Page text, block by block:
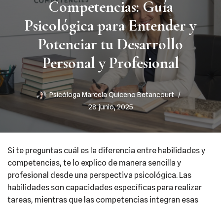
Competencias: Guía
Psicológica para Entender y
Potenciar tu Desarrollo
Personal y Profesional
Psicóloga Marcela Quiceno Betancourt
28 junio, 2025
Si te preguntas cuál es la diferencia entre habilidades y
competencias, te lo explico de manera sencilla y
profesional desde una perspectiva psicológica. Las
habilidades son capacidades específicas para realizar
tareas, mientras que las competencias integran esas